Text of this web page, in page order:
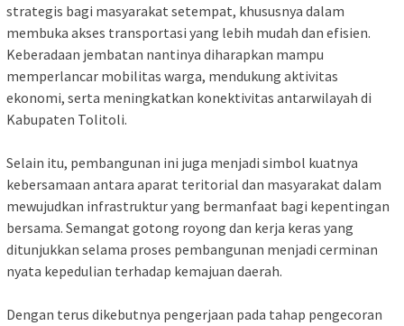
strategis bagi masyarakat setempat, khususnya dalam
membuka akses transportasi yang lebih mudah dan efisien.
Keberadaan jembatan nantinya diharapkan mampu
memperlancar mobilitas warga, mendukung aktivitas
ekonomi, serta meningkatkan konektivitas antarwilayah di
Kabupaten Tolitoli.
Selain itu, pembangunan ini juga menjadi simbol kuatnya
kebersamaan antara aparat teritorial dan masyarakat dalam
mewujudkan infrastruktur yang bermanfaat bagi kepentingan
bersama. Semangat gotong royong dan kerja keras yang
ditunjukkan selama proses pembangunan menjadi cerminan
nyata kepedulian terhadap kemajuan daerah.
Dengan terus dikebutnya pengerjaan pada tahap pengecoran